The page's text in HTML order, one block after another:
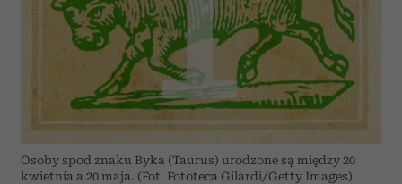
Osoby spod znaku Byka (Taurus) urodzone są między 20
kwietnia a 20 maja. (Fot. Fototeca Gilardi/Getty Images)